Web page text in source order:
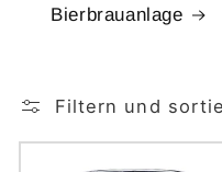
Bierbrauanlage
Filtern und